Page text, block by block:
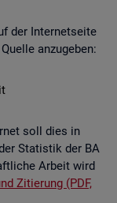
der In­ter­net­sei­te
an­zu­ge­ben:
soll dies in
Sta­tis­tik der BA
Ar­beit wird
Zi­tie­rung (PDF,